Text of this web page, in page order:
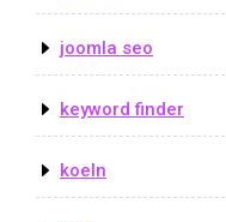
joomla seo
keyword finder
koeln